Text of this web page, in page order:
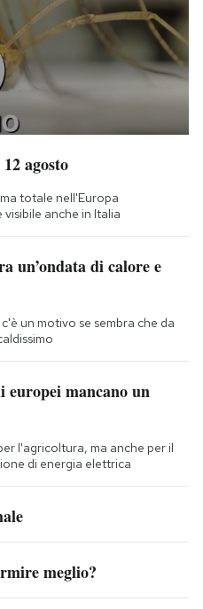
agosto
totale nell'Europa
anche in Italia
un’ondata di calore e
un motivo se sembra che da
europei mancano un
l'agricoltura, ma anche per il
di energia elettrica
meglio?